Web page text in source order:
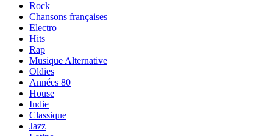
Rock
Chansons françaises
Electro
Hits
Rap
Musique Alternative
Oldies
Années 80
House
Indie
Classique
Jazz